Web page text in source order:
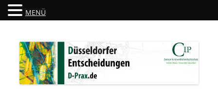
Düsseldorfer Entscheidungen
MENÜ